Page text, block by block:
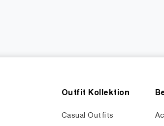
Outfit Kollektion
Casual Outfits